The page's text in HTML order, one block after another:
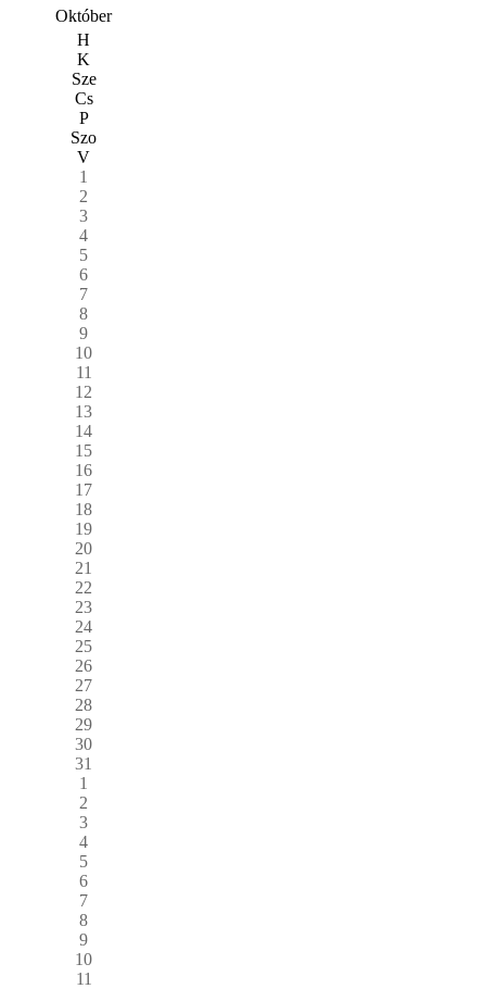
Október
H
K
Sze
Cs
P
Szo
V
1
2
3
4
5
6
7
8
9
10
11
12
13
14
15
16
17
18
19
20
21
22
23
24
25
26
27
28
29
30
31
1
2
3
4
5
6
7
8
9
10
11